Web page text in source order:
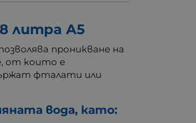
литра А5
проникване на
от които е
фталати или
вода, като: